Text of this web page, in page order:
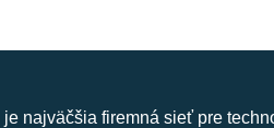
je najväčšia firemná sieť pre